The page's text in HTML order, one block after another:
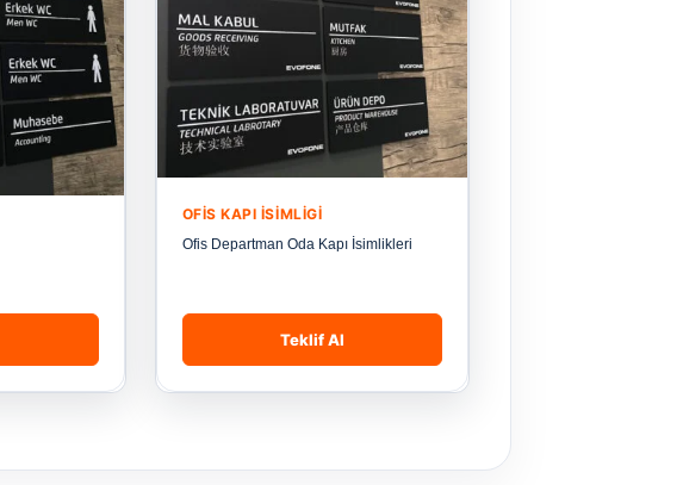
OFIS KAPI İSIMLIGI
Ofis Departman Oda Kapı İsimlikleri
Teklif Al